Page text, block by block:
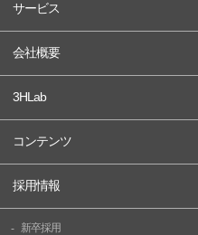
サービス
会社概要
3HLab
コンテンツ
採用情報
新卒採用